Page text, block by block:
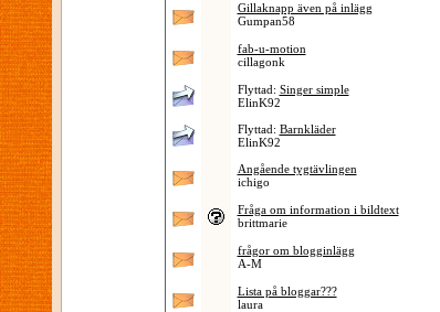
Gillaknapp även på inlägg
Gumpan58
fab-u-motion
cillagonk
Flyttad: Singer simple
ElinK92
Flyttad: Barnkläder
ElinK92
Angående tygtävlingen
ichigo
Fråga om information i bildtext
brittmarie
frågor om blogginlägg
A-M
Lista på bloggar???
laura